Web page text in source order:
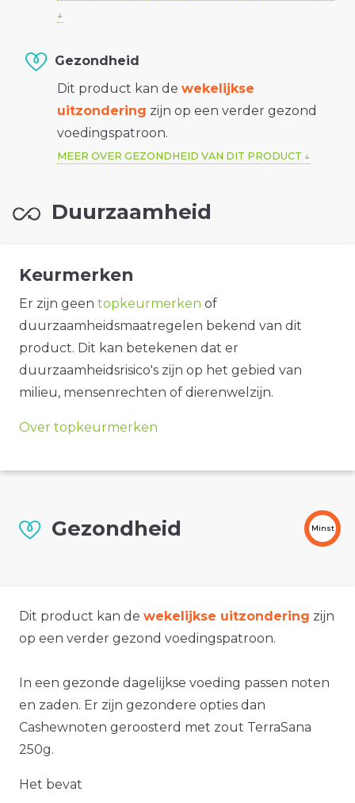
Gezondheid
Dit product kan de wekelijkse
uitzondering zijn op een verder gezond
voedingspatroon.
MEER OVER GEZONDHEID VAN DIT PRODUCT
Duurzaamheid
Keurmerken
Er zijn geen topkeurmerken of
duurzaamheidsmaatregelen bekend van dit
product. Dit kan betekenen dat er
duurzaamheidsrisico's zijn op het gebied van
milieu, mensenrechten of dierenwelzijn.
Over topkeurmerken
Gezondheid Minst
Dit product kan de wekelijkse uitzondering zijn
op een verder gezond voedingspatroon.
In een gezonde dagelijkse voeding passen noten
en zaden. Er zijn gezondere opties dan
Cashewnoten geroosterd met zout TerraSana
250g.
Het bevat